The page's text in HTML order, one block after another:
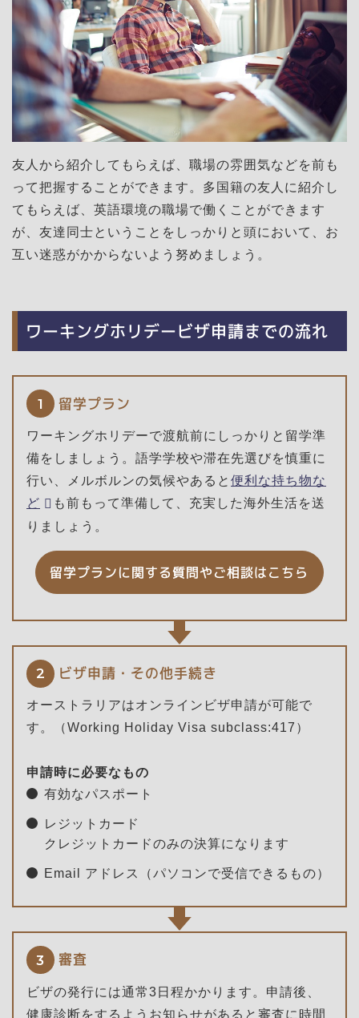
友人から紹介してもらえば、職場の雰囲気などを前も
って把握することができます。多国籍の友人に紹介し
てもらえば、英語環境の職場で働くことができます
が、友達同士ということをしっかりと頭において、お
互い迷惑がかからないよう努めましょう。
ワーキングホリデービザ申請までの流れ
1 留学プラン
ワーキングホリデーで渡航前にしっかりと留学準
備をしましょう。語学学校や滞在先選びを慎重に
行い、メルボルンの気候やあると 便利な持ち物な
ど
も前もって準備して、充実した海外生活を送
りましょう。
留学プランに関する質問やご相談はこちら
2 ビザ申請・その他手続き
オーストラリアはオンラインビザ申請が可能で
す。（Working Holiday Visa subclass:417）
申請時に必要なもの
有効なパスポート
レジットカード
クレジットカードのみの決算になります
Email アドレス（パソコンで受信できるもの）
3 審査
ビザの発行には通常3日程かかります。申請後、
健康診断をするようお知らせがあると審査に時間